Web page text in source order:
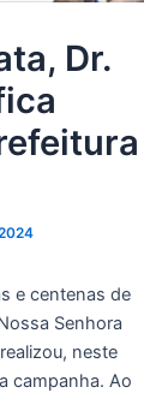
Dr.
e centenas de
Senhora
neste
campanha. Ao